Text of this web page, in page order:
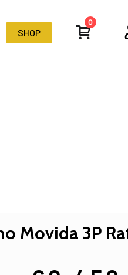
SHOP
0
Movida 3P